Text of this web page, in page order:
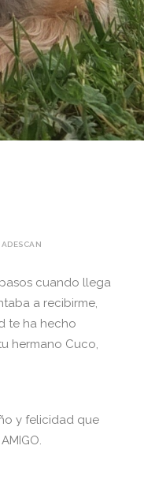
cuando llega
a recibirme,
te ha hecho
hermano Cuco,
y felicidad que